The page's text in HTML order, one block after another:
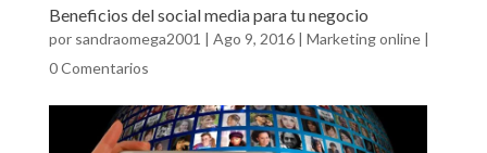
Beneficios del social media para tu negocio
por sandraomega2001 | Ago 9, 2016| Marketing online|
0 Comentarios